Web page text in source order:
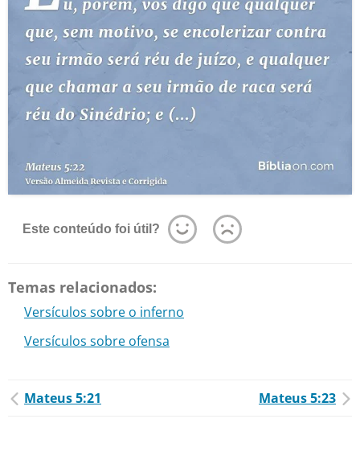
Este conteúdo foi útil?
Temas relacionados:
Versículos sobre o inferno
Versículos sobre ofensa
Mateus 5:21 Mateus 5:23